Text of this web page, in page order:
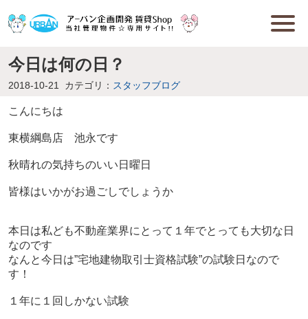
今日は何の日？
2018-10-21 カテゴリ： スタッフブログ
こんにちは
東横綱島店 池永です
秋晴れの気持ちのいい日曜日
皆様はいかがお過ごしでしょうか
本日は私ども不動産業界にとって１年でとっても大切な日
なのです
なんと今日は”宅地建物取引士資格試験”の試験日なので
す！
１年に１回しかない試験